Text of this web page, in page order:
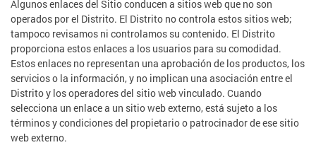
Algunos enlaces del Sitio conducen a sitios web que no son
operados por el Distrito. El Distrito no controla estos sitios web;
tampoco revisamos ni controlamos su contenido. El Distrito
proporciona estos enlaces a los usuarios para su comodidad.
Estos enlaces no representan una aprobación de los productos, los
servicios o la información, y no implican una asociación entre el
Distrito y los operadores del sitio web vinculado. Cuando
selecciona un enlace a un sitio web externo, está sujeto a los
términos y condiciones del propietario o patrocinador de ese sitio
web externo.